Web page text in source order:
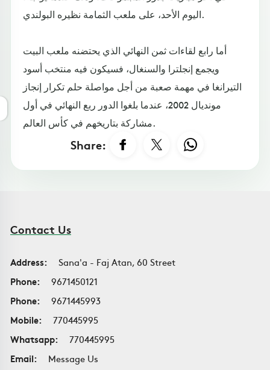
اليوم الأحد، على ملعب الثمامة نظيره البولندي.
أما رابع لقاءات ثمن النهائي الذي يحتضنه ملعب البيت
ويجمع إنجلترا والسنغال، فسيكون فيه منتخب أسود
التيرانغا في مهمة صعبة من أجل مواصلة حلم تكرار إنجاز
مونديال 2002، عندما بلغوا الدور ربع النهائي في أول
مشاركة بتاريخهم في كأس العالم.
Share:
Contact Us
Address:
Sana'a - Faj Atan, 60 Street
Phone:
9671450121
Phone:
9671445993
Mobile:
770445995
Whatsapp:
770445995
Email:
Message Us